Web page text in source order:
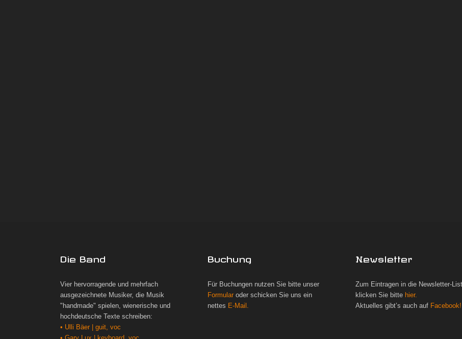
Die Band
Vier hervorragende und mehrfach
ausgezeichnete Musiker, die Musik
"handmade" spielen, wienerische und
hochdeutsche Texte schreiben:
• Ulli Bäer | guit, voc
Buchung
Für Buchungen nutzen Sie bitte unser
Formular oder schicken Sie uns ein
nettes E-Mail.
Newsletter
Zum Eintragen in die Newsletter-
klicken Sie bitte hier.
Aktuelles gibt’s auch auf Facebook!